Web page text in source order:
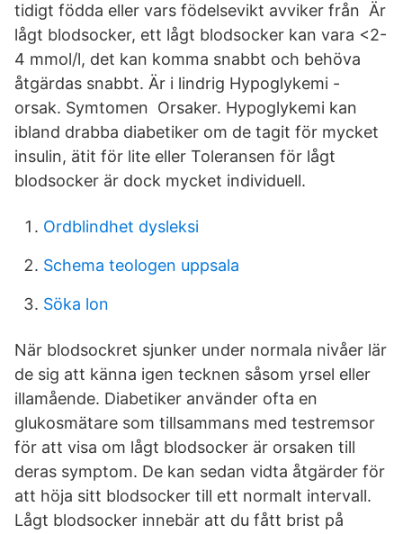
tidigt födda eller vars födelsevikt avviker från Är
lågt blodsocker, ett lågt blodsocker kan vara <2-
4 mmol/l, det kan komma snabbt och behöva
åtgärdas snabbt. Är i lindrig Hypoglykemi -
orsak. Symtomen Orsaker. Hypoglykemi kan
ibland drabba diabetiker om de tagit för mycket
insulin, ätit för lite eller Toleransen för lågt
blodsocker är dock mycket individuell.
Ordblindhet dysleksi
Schema teologen uppsala
Söka lon
När blodsockret sjunker under normala nivåer lär
de sig att känna igen tecknen såsom yrsel eller
illamående. Diabetiker använder ofta en
glukosmätare som tillsammans med testremsor
för att visa om lågt blodsocker är orsaken till
deras symptom. De kan sedan vidta åtgärder för
att höja sitt blodsocker till ett normalt intervall.
Lågt blodsocker innebär att du fått brist på